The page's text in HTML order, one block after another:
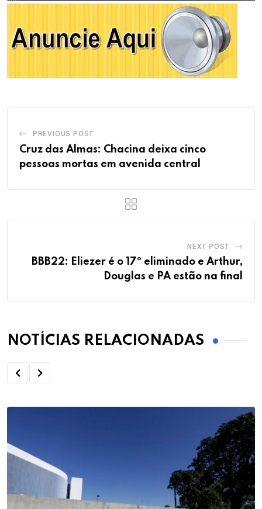
PREVIOUS POST
Cruz das Almas: Chacina deixa cinco
pessoas mortas em avenida central
NEXT POST
BBB22: Eliezer é o 17º eliminado e Arthur,
Douglas e PA estão na final
NOTÍCIAS RELACIONADAS